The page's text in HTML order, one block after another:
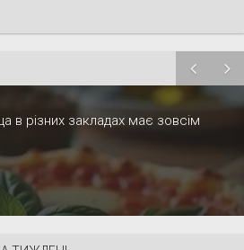
в різних закладах має зовсім